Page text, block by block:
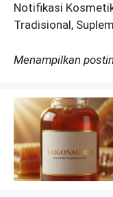
Notifikasi
Tradisional,
Menampilkan